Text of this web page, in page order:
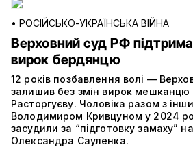
• РОСІЙСЬКО-УКРАЇНСЬКА ВІЙНА
Верховний суд РФ
вирок бердянцю
12 років позбавлення волі —
залишив без змін вирок мешканцю
Расторгуєву. Чоловіка разом з
Володимиром Кривцуном у 2024
засудили за “підготовку замаху”
Олександра Сауленка.